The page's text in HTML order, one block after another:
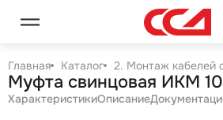
Главная Каталог 2. Монтаж кабелей
Муфта свинцовая ИКМ
ХарактеристикиОписание